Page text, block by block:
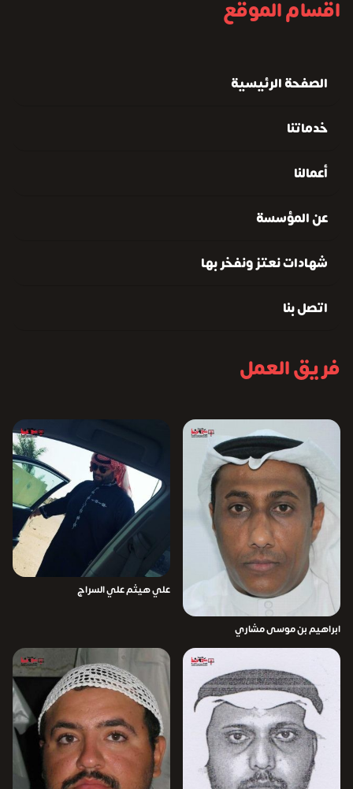
اقسام الموقع
الصفحة الرئيسية
خدماتنا
أعمالنا
عن المؤسسة
شهادات نعتز ونفخر بها
اتصل بنا
فريق العمل
ابراهيم بن موسى مشاري
علي هيثم علي السراج